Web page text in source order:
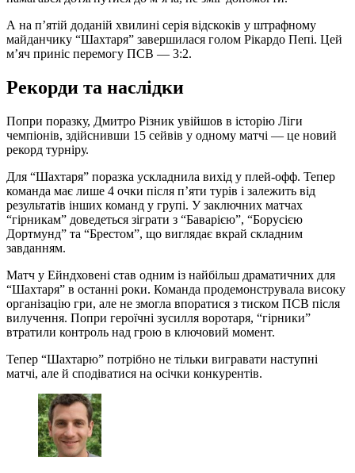
А на п’ятій доданій хвилині серія відскоків у штрафному
майданчику “Шахтаря” завершилася голом Рікардо Пепі. Цей
м’яч приніс перемогу ПСВ — 3:2.
Рекорди та наслідки
Попри поразку, Дмитро Різник увійшов в історію Ліги
чемпіонів, здійснивши 15 сейвів у одному матчі — це новий
рекорд турніру.
Для “Шахтаря” поразка ускладнила вихід у плей-офф. Тепер
команда має лише 4 очки після п’яти турів і залежить від
результатів інших команд у групі. У заключних матчах
“гірникам” доведеться зіграти з “Баварією”, “Борусією
Дортмунд” та “Брестом”, що виглядає вкрай складним
завданням.
Матч у Ейндховені став одним із найбільш драматичних для
“Шахтаря” в останні роки. Команда продемонструвала високу
організацію гри, але не змогла впоратися з тиском ПСВ після
вилучення. Попри героїчні зусилля воротаря, “гірники”
втратили контроль над грою в ключовий момент.
Тепер “Шахтарю” потрібно не тільки вигравати наступні
матчі, але й сподіватися на осічки конкурентів.